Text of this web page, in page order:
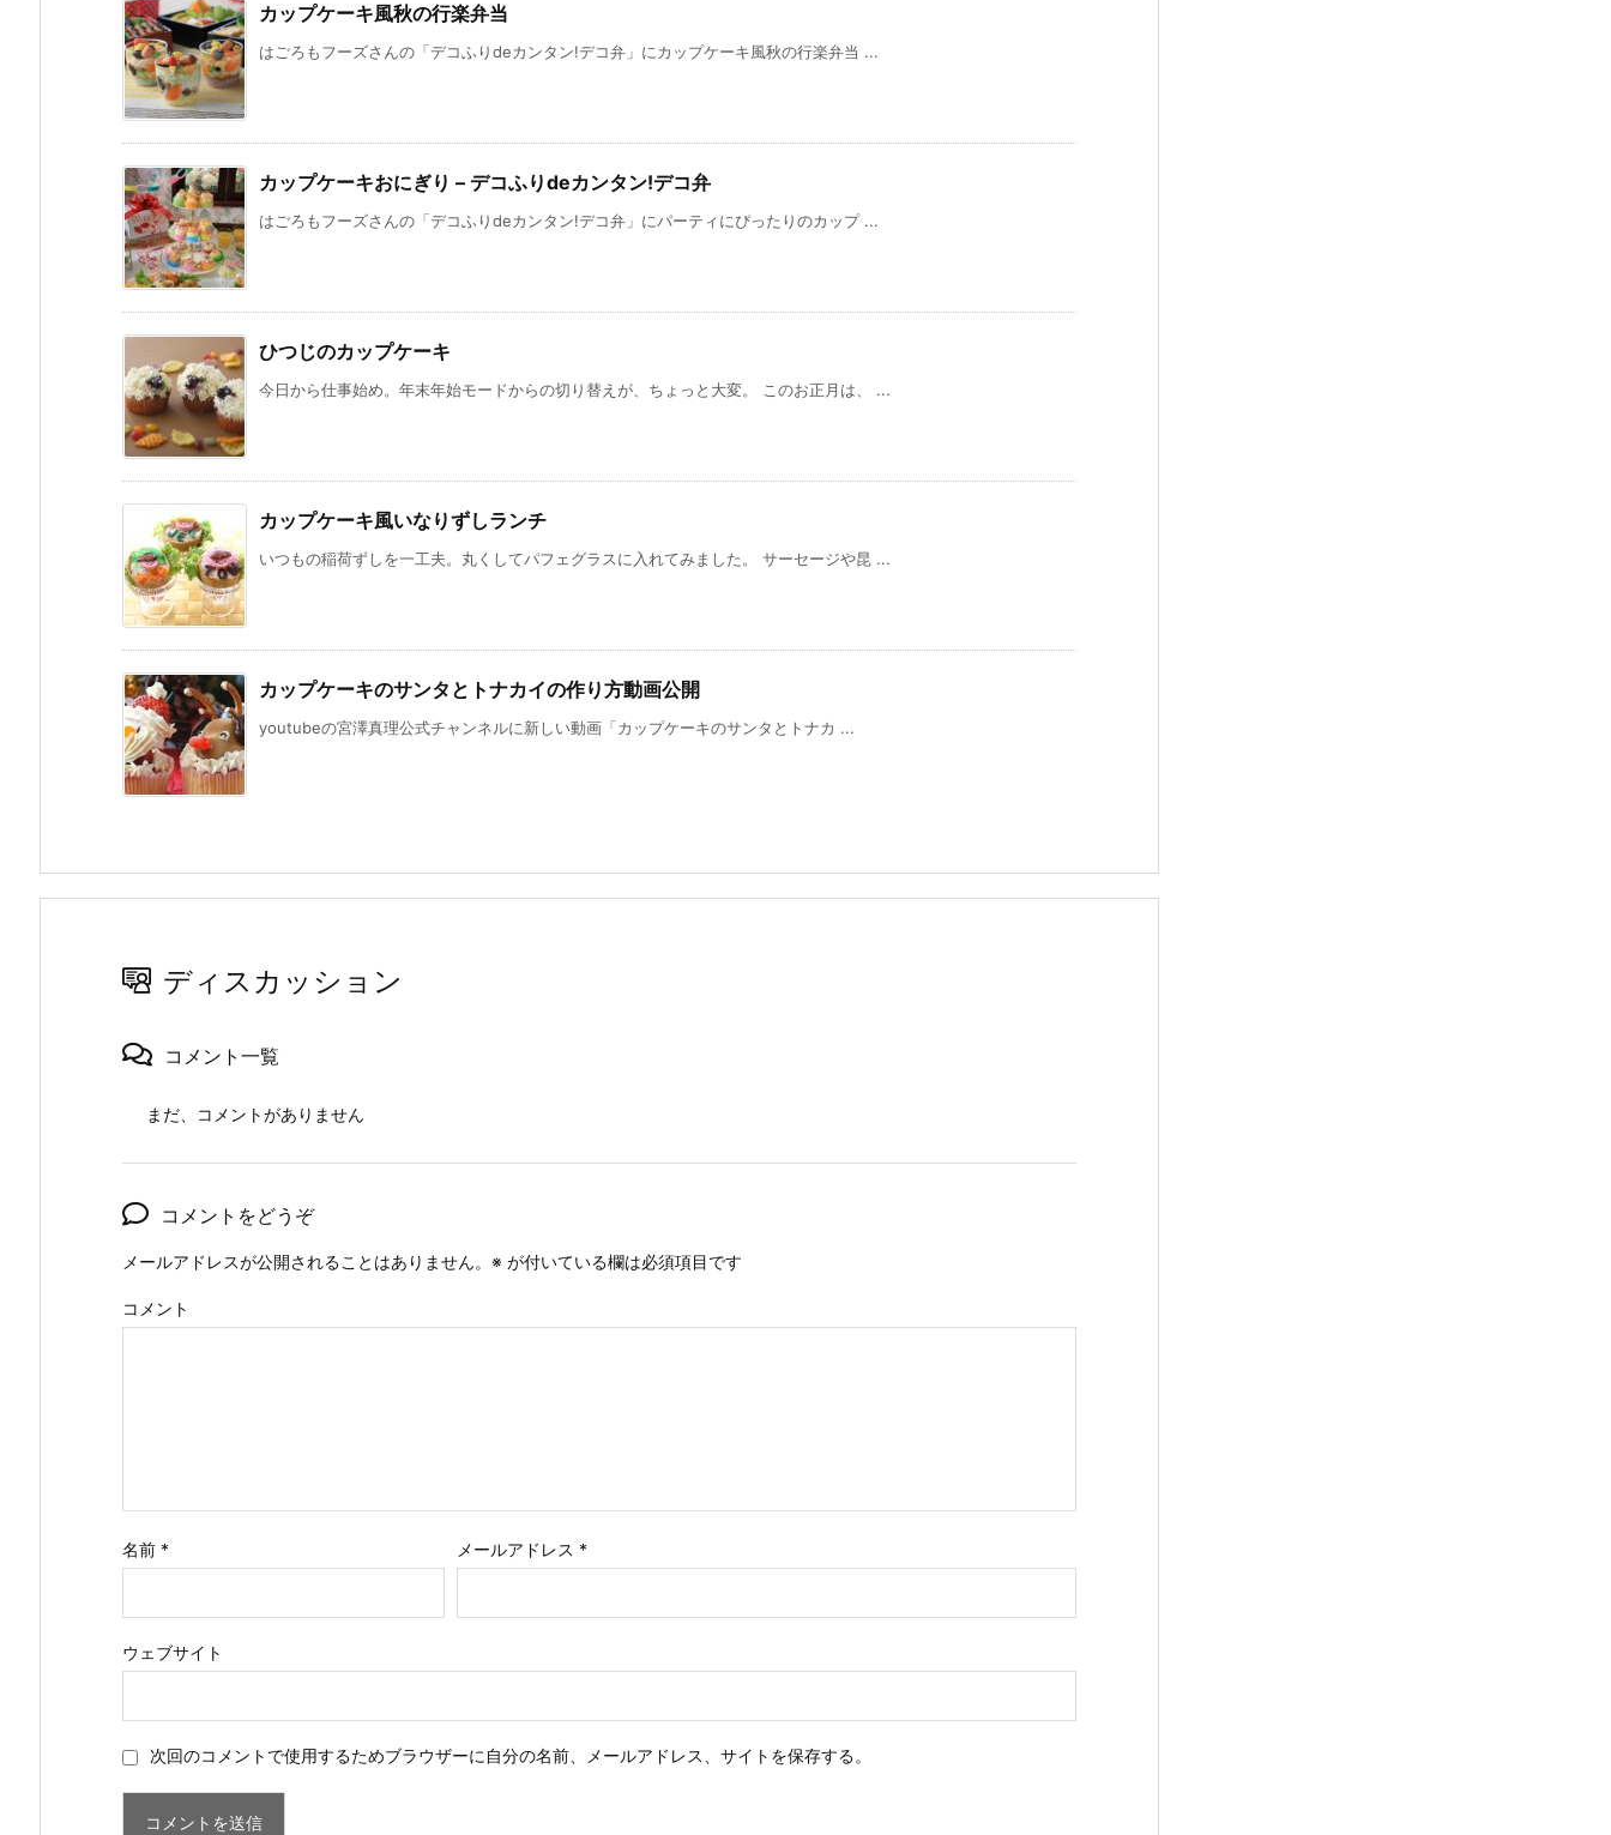
カップケーキ風秋の行楽弁当
はごろもフーズさんの「デコふりdeカンタン!デコ弁」にカップケーキ風秋の行楽弁当 ...
カップケーキおにぎり – デコふりdeカンタン!デコ弁
はごろもフーズさんの「デコふりdeカンタン!デコ弁」にパーティにぴったりのカップ ...
ひつじのカップケーキ
今日から仕事始め。年末年始モードからの切り替えが、ちょっと大変。 このお正月は、 ...
カップケーキ風いなりずしランチ
いつもの稲荷ずしを一工夫。丸くしてパフェグラスに入れてみました。 サーセージや昆 ...
カップケーキのサンタとトナカイの作り方動画公開
youtubeの宮澤真理公式チャンネルに新しい動画「カップケーキのサンタとトナカ ...
ディスカッション
コメント一覧
まだ、コメントがありません
コメントをどうぞ
メールアドレスが公開されることはありません。 ※ が付いている欄は必須項目です
コメント
名前 * メールアドレス *
ウェブサイト
次回のコメントで使用するためブラウザーに自分の名前、メールアドレス、サイトを保存する。